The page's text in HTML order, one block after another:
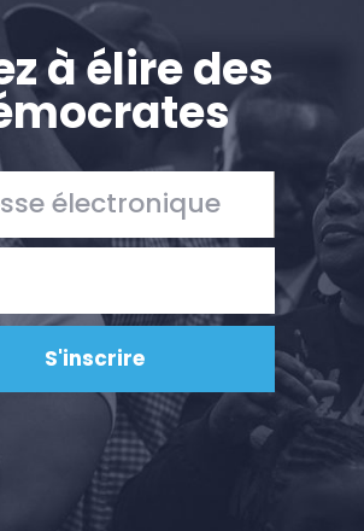
Presse
Votre fête
Action
Vote
Faire un don
à élire des